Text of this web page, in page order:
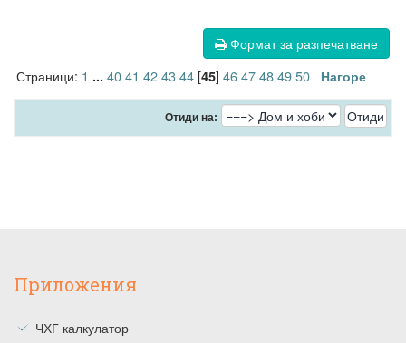
Формат за разпечатване
Страници: 1 ... 4041 424344[45] 4647484950 Нагоре
Отиди на:
Приложения
ЧХГ калкулатор